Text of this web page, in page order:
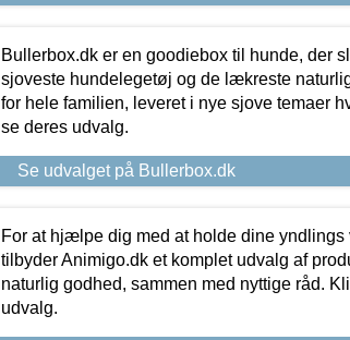
Bullerbox.dk er en goodiebox til hunde, der
sjoveste hundelegetøj og de lækreste
for hele familien, leveret i nye sjove temaer
se deres udvalg.
Se udvalget på Bullerbox.dk
For at hjælpe dig med at holde dine yndlings
tilbyder Animigo.dk et komplet udvalg af
naturlig godhed, sammen med nyttige råd.
udvalg.